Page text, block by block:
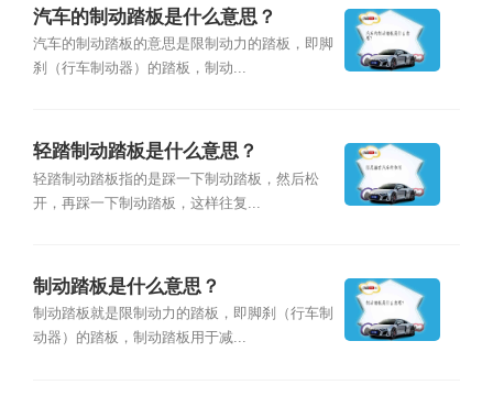
汽车的制动踏板是什么意思？
汽车的制动踏板的意思是限制动力的踏板，即脚
刹（行车制动器）的踏板，制动...
轻踏制动踏板是什么意思？
轻踏制动踏板指的是踩一下制动踏板，然后松
开，再踩一下制动踏板，这样往复...
制动踏板是什么意思？
制动踏板就是限制动力的踏板，即脚刹（行车制
动器）的踏板，制动踏板用于减...